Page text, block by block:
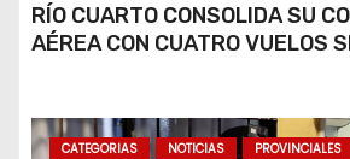
RÍO CUARTO CONSOLIDA SU
AÉREA CON CUATRO VUELOS
CATEGORIAS NOTICIAS PROVINCIALES